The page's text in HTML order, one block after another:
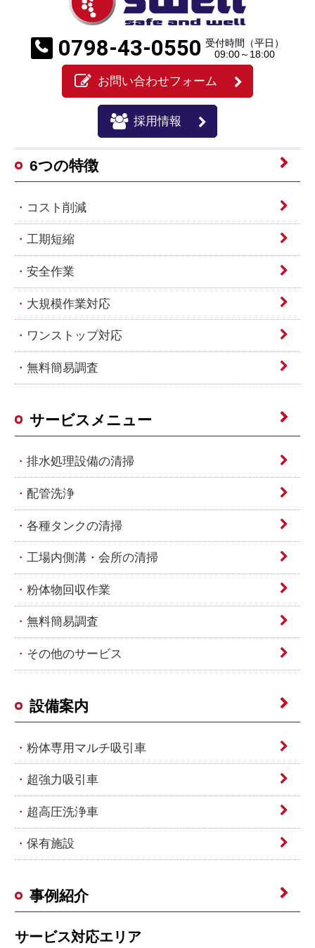
0798-43-0550 受付時間（平日）
09:00～18:00
お問い合わせフォーム
採用情報
6つの特徴
コスト削減
工期短縮
安全作業
大規模作業対応
ワンストップ対応
無料簡易調査
サービスメニュー
排水処理設備の清掃
配管洗浄
各種タンクの清掃
工場内側溝・会所の清掃
粉体物回収作業
無料簡易調査
その他のサービス
設備案内
粉体専用マルチ吸引車
超強力吸引車
超高圧洗浄車
保有施設
事例紹介
サービス対応エリア